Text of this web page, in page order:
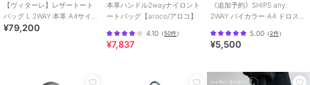
本革 / 無地/ロゴ / ビジネス/
トートバッグ
/2WAY以上
【ヴィターレ】レザートート
バッグ L 2WAY 本革 A4サイズ
ビジネスバッグ（商品番号：
¥79,200
本革ハンドル2wayナイロント
ートバッグ【aroco/アロコ】
4.10 （50件）
¥7,837
《追加予約》SHIPS any:
2WAY バイカラー A4 ドロスト
5.00（2件）
¥5,500